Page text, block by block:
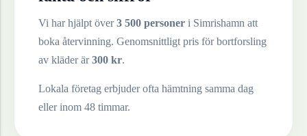
Vi har hjälpt över3 500 personer i Simrishamn att
boka återvinning. Genomsnittligt pris för bortforsling
av kläderär300 kr.
Lokala företag erbjuder ofta hämtning samma dag
eller inom 48 timmar.